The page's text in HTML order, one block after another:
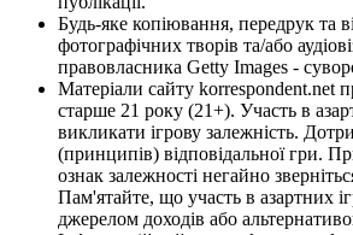
Будь-яке копіювання, передрук та
фотографічних творів та/або
правовласника Getty Images -
Матеріали сайту korrespondent.net
старше 21 року (21+). Участь в
викликати ігрову залежність.
(принципів) відповідальної гри.
ознак залежності негайно
Пам'ятайте, що участь в азартних
джерелом доходів або